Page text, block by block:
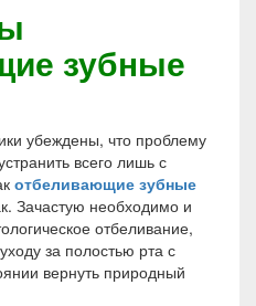
зубные
убеждены, что проблему
всего лишь с
отбеливающие зубные
Зачастую необходимо и
отбеливание,
за полостью рта с
вернуть природный